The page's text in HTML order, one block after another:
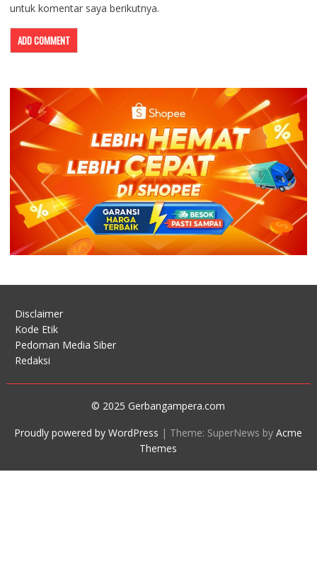
untuk komentar saya berikutnya.
Disclaimer
Kode Etik
Pedoman Media Siber
Redaksi
© 2025 Gerbangampera.com
Proudly powered by WordPress | Theme: SuperNews byAcme
Themes